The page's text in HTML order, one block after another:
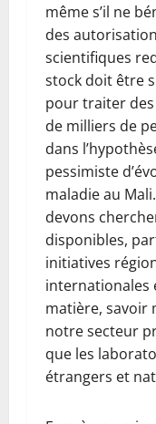
même s’il ne
des
scientifiques
stock doit être
pour traiter
de milliers de
dans
pessimiste
maladie au
devons
disponibles,
initiatives
internationales
matière, savoir
notre secteur
que les
étrangers et